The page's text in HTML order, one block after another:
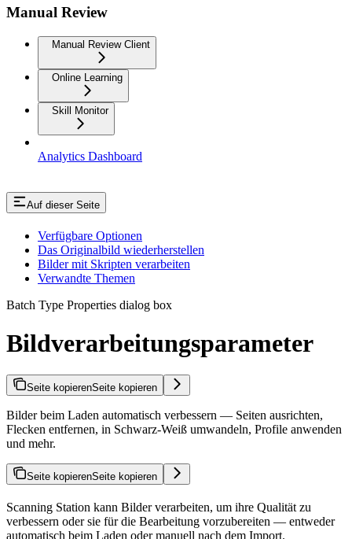
Manual Review
Manual Review Client
Online Learning
Skill Monitor
Analytics Dashboard
Auf dieser Seite
Verfügbare Optionen
Das Originalbild wiederherstellen
Bilder mit Skripten verarbeiten
Verwandte Themen
Batch Type Properties dialog box
Bildverarbeitungsparameter
Seite kopierenSeite kopieren
Bilder beim Laden automatisch verbessern — Seiten ausrichten,
Flecken entfernen, in Schwarz-Weiß umwandeln, Profile anwenden
und mehr.
Seite kopierenSeite kopieren
Scanning Station kann Bilder verarbeiten, um ihre Qualität zu
verbessern oder sie für die Bearbeitung vorzubereiten — entweder
automatisch beim Laden oder manuell nach dem Import.